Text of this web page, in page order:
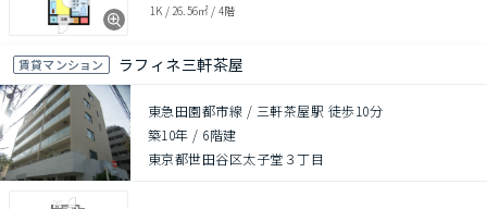
1K / 26.56㎡ / 4階
賃貸マンション ラフィネ三軒茶屋
東急田園都市線 / 三軒茶屋駅 徒歩10分
築10年 / 6階建
東京都世田谷区太子堂３丁目